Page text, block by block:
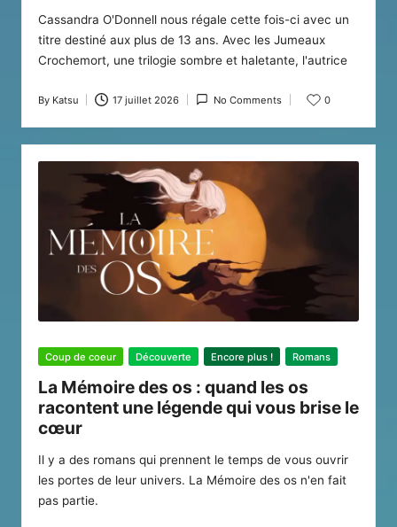
Cassandra O'Donnell nous régale cette fois-ci avec un
titre destiné aux plus de 13 ans. Avec les Jumeaux
Crochemort, une trilogie sombre et haletante, l'autrice
Posted
by
By Katsu 17 juillet 2026 No Comments 0
Posted
Coup de coeur Découverte Encore plus ! Romans
La Mémoire des os : quand les os
racontent une légende qui vous brise le
cœur
Il y a des romans qui prennent le temps de vous ouvrir
les portes de leur univers. La Mémoire des os n'en fait
pas partie.